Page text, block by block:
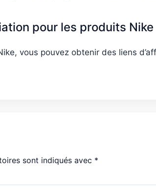
pour les produits Nike
vous pouvez obtenir des liens
sont indiqués avec *